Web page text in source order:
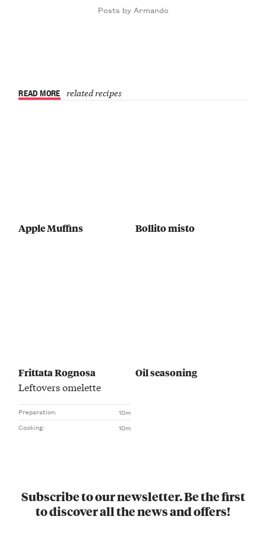
Posts by Armando
READ MORE related recipes
Apple Muffins Bollito misto
Frittata Rognosa
Leftovers omelette
Preparation:
10m
Cooking:
10m
Oil seasoning
Subscribe to our newsletter. Be the first
to discover all the news and offers!